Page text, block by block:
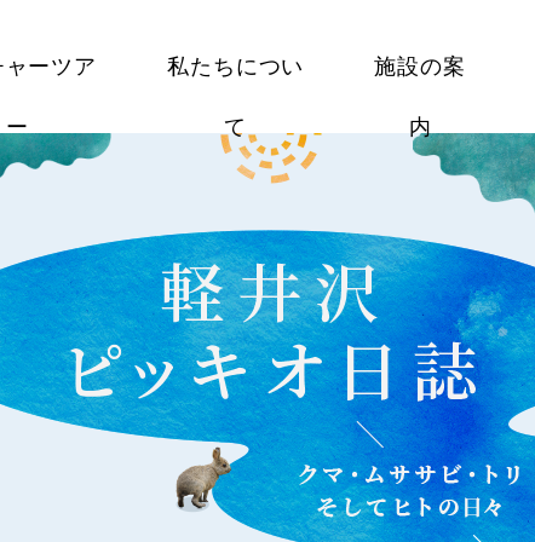
ーツア
ー
私たちについ
て
施設の案
内